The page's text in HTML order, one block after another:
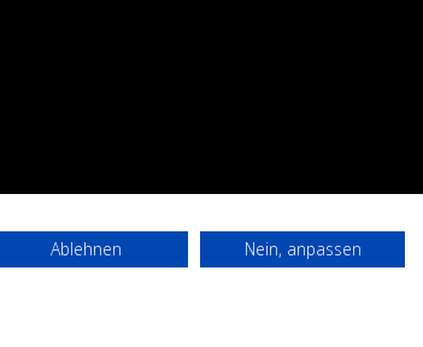
Ablehnen Nein, anpassen